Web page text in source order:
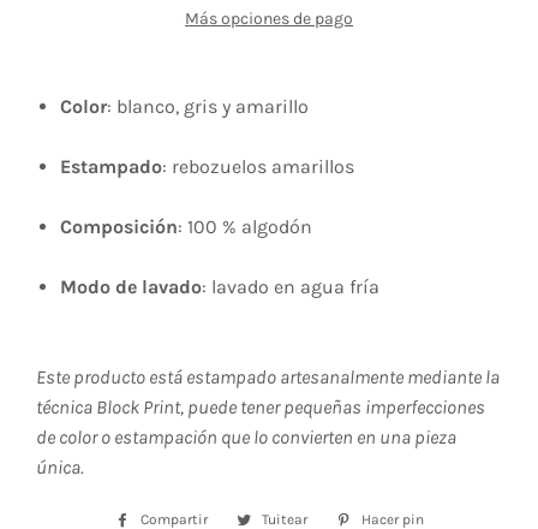
Más opciones de pago
Color: blanco, gris y amarillo
Estampado: rebozuelos amarillos
Composición: 100 % algodón
Modo de lavado: lavado en agua fría
Este producto está estampado artesanalmente mediante la
técnica Block Print, puede tener pequeñas imperfecciones
de color o estampación que lo convierten en una pieza
única.
Compartir
CompartirTuitear
TuitearHacer pin